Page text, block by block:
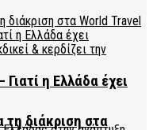
διάκριση στα
η Ελλάδα έχει